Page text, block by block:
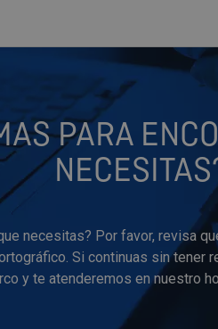
PARA
necesitas? Por favor, revisa
Si continuas sin tener
y te atenderemos en nuestro